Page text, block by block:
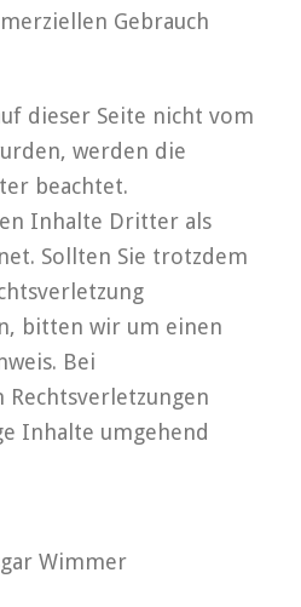
Gebrauch
dieser Seite nicht vom
werden die
beachtet.
Inhalte Dritter als
Sollten Sie trotzdem
bitten wir um einen
Bei
Rechtsverletzungen
Inhalte umgehend
Wimmer